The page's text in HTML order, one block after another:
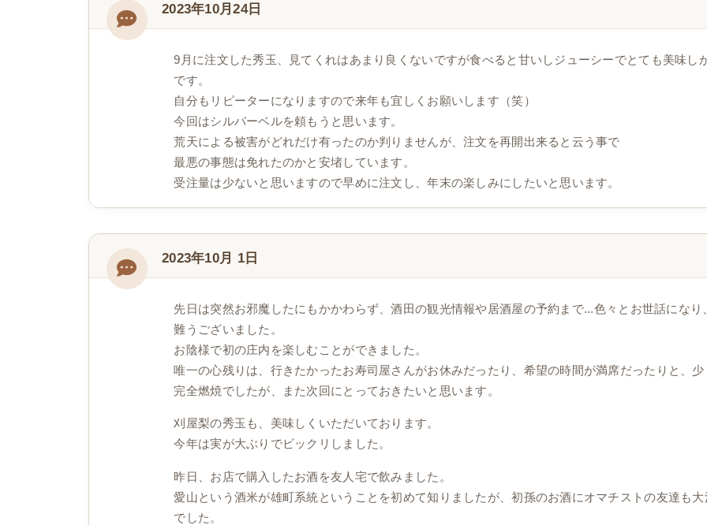
2023年10月24日
9月に注文した秀玉、見てくれはあまり良くないですが食べると甘いしジューシーでとても美味し
です。
自分もリピーターになりますので来年も宜しくお願いします（笑）
今回はシルバーベルを頼もうと思います。
荒天による被害がどれだけ有ったのか判りませんが、注文を再開出来ると云う事で
最悪の事態は免れたのかと安堵しています。
受注量は少ないと思いますので早めに注文し、年末の楽しみにしたいと思います。
2023年10月 1日
先日は突然お邪魔したにもかかわらず、酒田の観光情報や居酒屋の予約まで...色々とお世話になり
難うございました。
お陰様で初の庄内を楽しむことができました。
唯一の心残りは、行きたかったお寿司屋さんがお休みだったり、希望の時間が満席だったりと、少
完全燃焼でしたが、また次回にとっておきたいと思います。
刈屋梨の秀玉も、美味しくいただいております。
今年は実が大ぶりでビックリしました。
昨日、お店で購入したお酒を友人宅で飲みました。
愛山という酒米が雄町系統ということを初めて知りましたが、初孫のお酒にオマチストの友達も大
でした。